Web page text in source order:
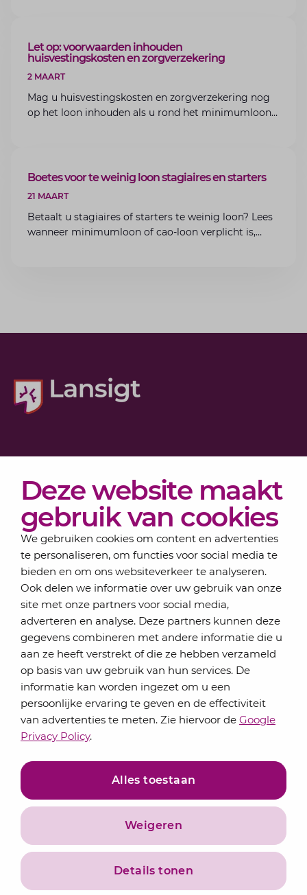
Deze website maakt
gebruik van cookies
We gebruiken cookies om content en advertenties
te personaliseren, om functies voor social media te
bieden en om ons websiteverkeer te analyseren.
Ook delen we informatie over uw gebruik van onze
site met onze partners voor social media,
adverteren en analyse. Deze partners kunnen deze
gegevens combineren met andere informatie die u
aan ze heeft verstrekt of die ze hebben verzameld
op basis van uw gebruik van hun services. De
informatie kan worden ingezet om u een
persoonlijke ervaring te geven en de effectiviteit
van advertenties te meten. Zie hiervoor de Google
Privacy Policy.
Alles toestaan
Weigeren
Details tonen
ARTIKEL
Let op: voorwaarden inhouden
huisvestingskosten en zorgverzekering
2 MAART
Mag u huisvestingskosten en zorgverzekering nog
op het loon inhouden als u rond het minimumloon
ARTIKEL
Boetes voor te weinig loon stagiaires en starters
21 MAART
Betaalt u stagiaires of starters te weinig loon? Lees
wanneer minimumloon of cao-loon verplicht is,
Actueel
Over Lansigt
Contact
Schrijf je in voor onze nieuwsbrief
Elke maand bundelen de adviseurs van Lansigt in
de eSigt het nieuws.
Jouw emailadres
Inschrijven
PrivacyverklaringAlgemene voorwaarden